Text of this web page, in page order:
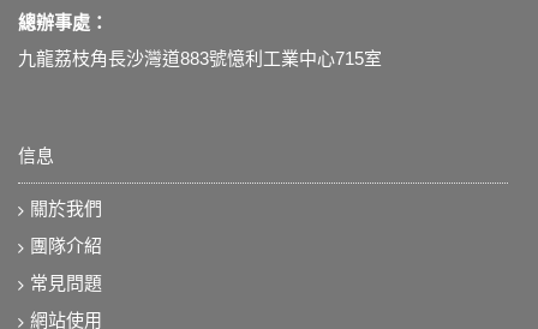
總辦事處：
九龍荔枝角長沙灣道883號憶利工業中心715室
信息
關於我們
團隊介紹
常見問題
網站使用